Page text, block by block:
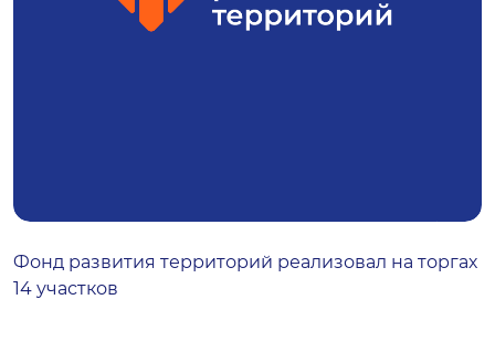
Фонд развития территорий реализовал на торгах
14 участков